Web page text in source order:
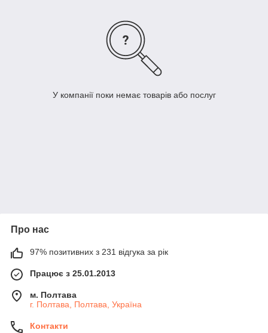
У компанії поки немає товарів або послуг
Про нас
97% позитивних з 231 відгука за рік
Працює з 25.01.2013
м. Полтава
г. Полтава, Полтава, Україна
Контакти